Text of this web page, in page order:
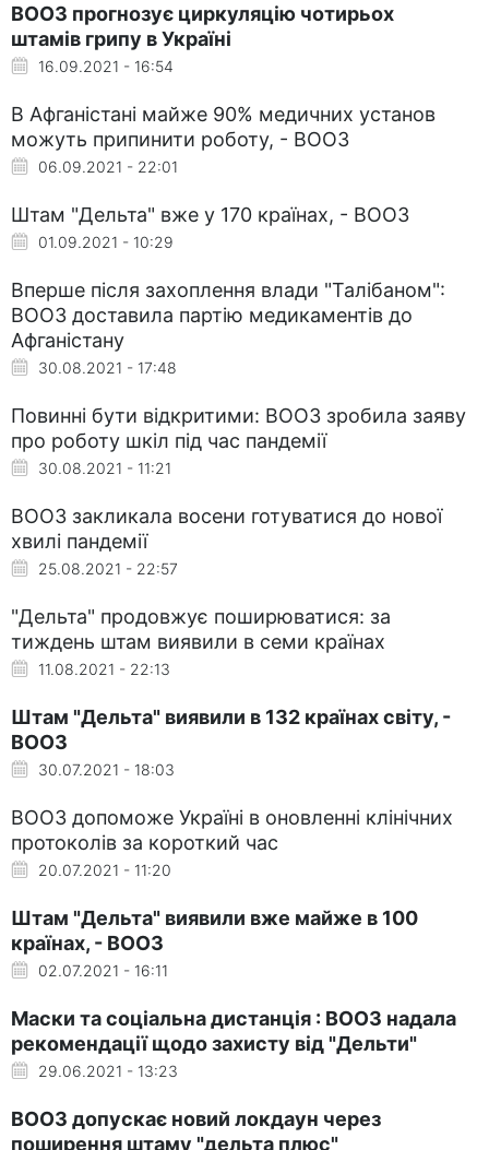
ВООЗ прогнозує циркуляцію чотирьох
штамів грипу в Україні
16.09.2021 - 16:54
В Афганістані майже 90% медичних установ
можуть припинити роботу, - ВООЗ
06.09.2021 - 22:01
Штам "Дельта" вже у 170 країнах, - ВООЗ
01.09.2021 - 10:29
Вперше після захоплення влади "Талібаном":
ВООЗ доставила партію медикаментів до
Афганістану
30.08.2021 - 17:48
Повинні бути відкритими: ВООЗ зробила заяву
про роботу шкіл під час пандемії
30.08.2021 - 11:21
ВООЗ закликала восени готуватися до нової
хвилі пандемії
25.08.2021 - 22:57
"Дельта" продовжує поширюватися: за
тиждень штам виявили в семи країнах
11.08.2021 - 22:13
Штам "Дельта" виявили в 132 країнах світу, -
ВООЗ
30.07.2021 - 18:03
ВООЗ допоможе Україні в оновленні клінічних
протоколів за короткий час
20.07.2021 - 11:20
Штам "Дельта" виявили вже майже в 100
країнах, - ВООЗ
02.07.2021 - 16:11
Маски та соціальна дистанція : ВООЗ надала
рекомендації щодо захисту від "Дельти"
29.06.2021 - 13:23
ВООЗ допускає новий локдаун через
поширення штаму "дельта плюс"